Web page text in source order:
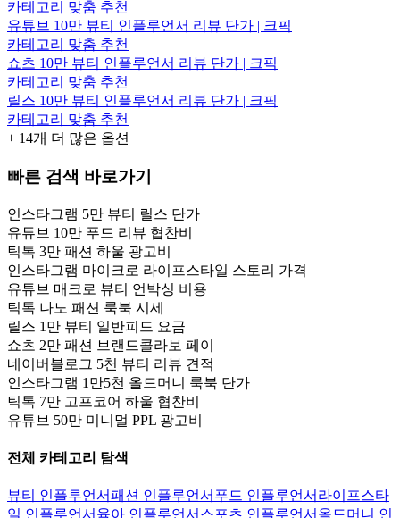
카테고리 맞춤 추천
유튜브 10만 뷰티 인플루언서 리뷰 단가 | 크픽
카테고리 맞춤 추천
쇼츠 10만 뷰티 인플루언서 리뷰 단가 | 크픽
카테고리 맞춤 추천
릴스 10만 뷰티 인플루언서 리뷰 단가 | 크픽
카테고리 맞춤 추천
+ 14개 더 많은 옵션
빠른 검색 바로가기
인스타그램 5만 뷰티 릴스 단가
유튜브 10만 푸드 리뷰 협찬비
틱톡 3만 패션 하울 광고비
인스타그램 마이크로 라이프스타일 스토리 가격
유튜브 매크로 뷰티 언박싱 비용
틱톡 나노 패션 룩북 시세
릴스 1만 뷰티 일반피드 요금
쇼츠 2만 패션 브랜드콜라보 페이
네이버블로그 5천 뷰티 리뷰 견적
인스타그램 1만5천 올드머니 룩북 단가
틱톡 7만 고프코어 하울 협찬비
유튜브 50만 미니멀 PPL 광고비
전체 카테고리 탐색
뷰티 인플루언서패션 인플루언서 푸드 인플루언서 라이프스타
일 인플루언서 육아 인플루언서 스포츠 인플루언서 올드머니 인